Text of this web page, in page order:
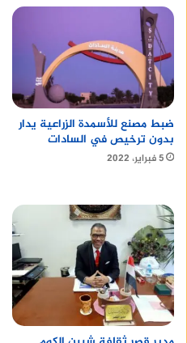
ضبط مصنع للأسمدة الزراعية يدار
بدون ترخيص في السادات
5 فبراير، 2022